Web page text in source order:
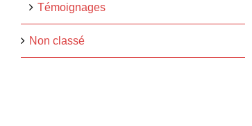
Témoignages
Non classé